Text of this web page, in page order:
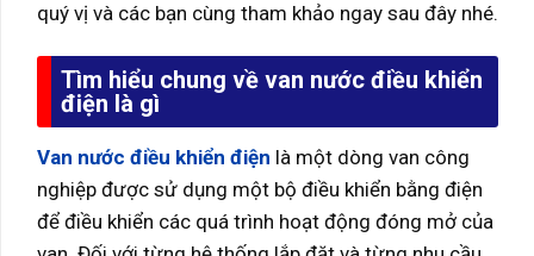
quý vị và các bạn cùng tham khảo ngay sau đây nhé.
Tìm hiểu chung về van nước điều khiển
điện là gì
Van nước điều khiển điện là một dòng van công
nghiệp được sử dụng một bộ điều khiển bằng điện
để điều khiển các quá trình hoạt động đóng mở của